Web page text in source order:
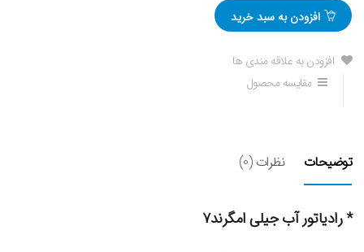
افزودن به سبد خرید
افزودن به علاقه مندی ها
مقایسه محصول
توضیحات نظرات (0)
* رادیاتور آب جیلی امگرند۷